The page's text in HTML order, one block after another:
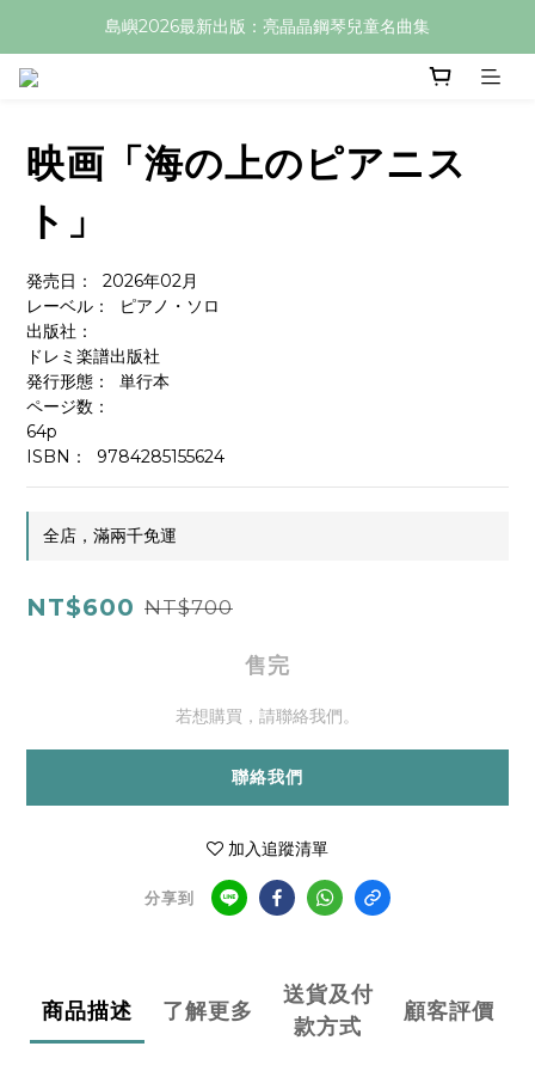
島嶼2026最新出版：亮晶晶鋼琴兒童名曲集
映画「海の上のピアニス
ト」
発売日：  2026年02月
レーベル：  ピアノ・ソロ
出版社：
ドレミ楽譜出版社
発行形態：  単行本
ページ数：
64p
ISBN：  9784285155624
全店，滿兩千免運
NT$600 NT$700
售完
若想購買，請聯絡我們。
聯絡我們
加入追蹤清單
分享到
商品描述 了解更多
送貨及付
款方式
顧客評價